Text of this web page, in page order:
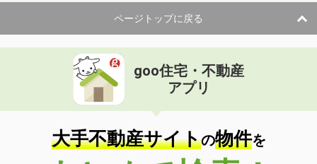
ページトップに戻る
goo住宅・不動産
アプリ
大手不動産サイトの物件を